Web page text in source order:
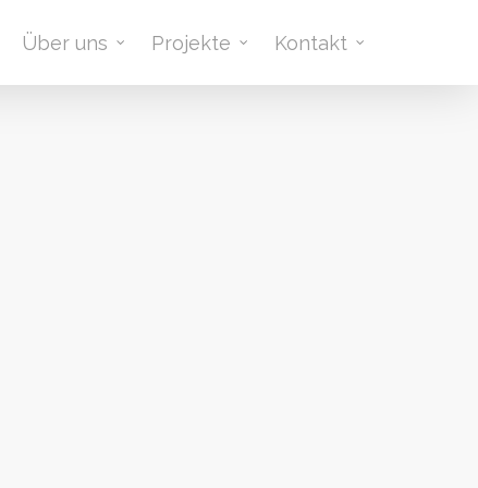
Über uns Projekte Kontakt